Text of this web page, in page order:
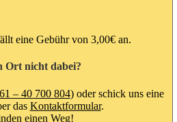
eine Gebühr von 3,00€ an.
Ort nicht dabei?
– 40 700 804) oder schick uns eine
das Kontaktformular.
einen Weg!